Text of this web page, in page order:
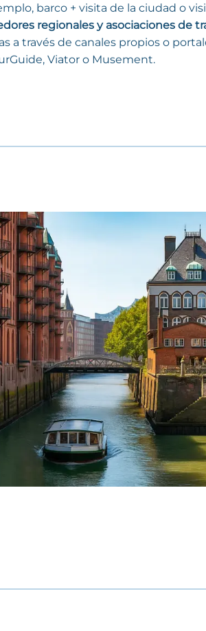
barco + visita de la ciudad o
regionales y asociaciones de
a través de canales propios o
Viator o Musement.